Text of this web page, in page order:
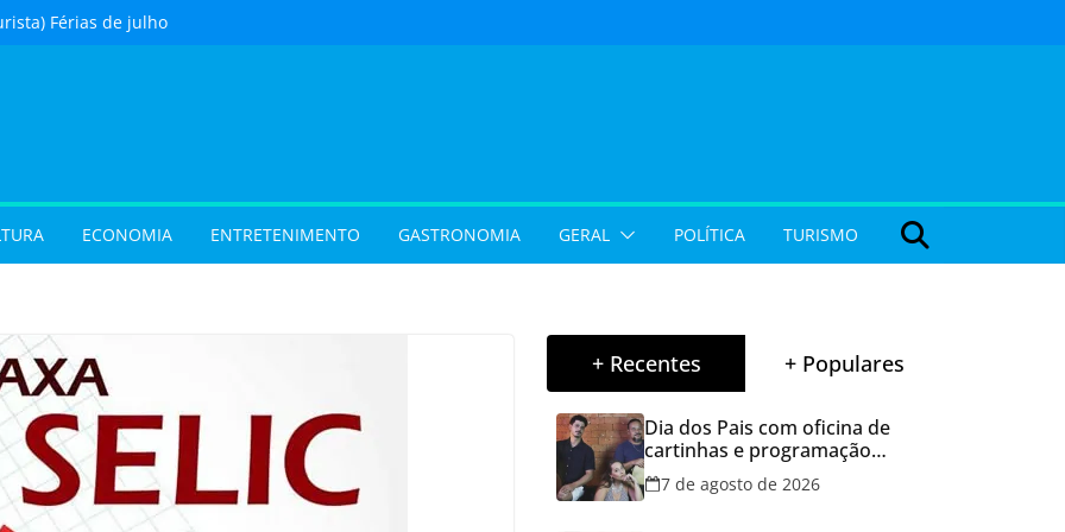
Férias de julho
e grandes
a
do Cineflix do
exigir atualização dos
filhos para evitar
de animais
sábado (8) em
Goiânia
ECONOMIA ENTRETENIMENTO GASTRONOMIA GERAL POLÍTICA TURISMO
+ Recentes + Populares
Dia dos Pais com oficina de
cartinhas e programação
musical gratuita em Aparecida
de Goiânia
7 de agosto de 2026